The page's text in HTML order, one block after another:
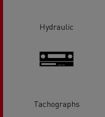
Hydraulic
Tachographs